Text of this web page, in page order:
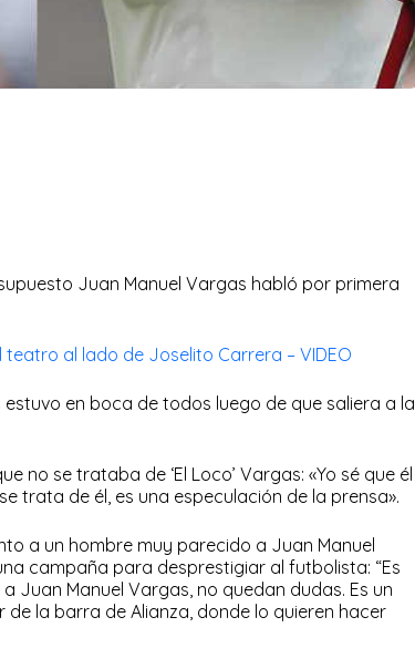
Juan Manuel Vargas habló por primera
teatro al lado de Joselito Carrera – VIDEO
estuvo en boca de todos luego de que saliera a la
no se trataba de ‘El Loco’ Vargas: «Yo sé que él
trata de él, es una especulación de la prensa».
a un hombre muy parecido a Juan Manuel
campaña para desprestigiar al futbolista: “Es
Juan Manuel Vargas, no quedan dudas. Es un
la barra de Alianza, donde lo quieren hacer